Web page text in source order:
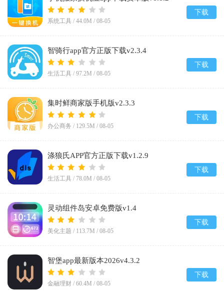
系统工具 / 44.0M / 08-05
下载
智骑行app官方正版下载v2.3.4
生活工具 / 97.2M / 08-05
下载
集时鲜商家版手机版v2.3.3
办公商务 / 129.5M / 08-05
下载
涤狼氏APP官方正版下载v1.2.9
生活工具 / 78.0M / 08-05
下载
灵动组件岛安卓免费版v1.4
美化主题 / 113.7M / 08-05
下载
智堡app最新版本2026v4.3.2
金融理财 / 60.4M / 08-05
下载